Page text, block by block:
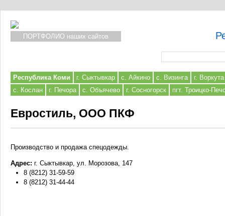
ПОРТФОЛИО наших сайтов
Республика Коми г. Сыктывкар с. Айкино с. Визинга
г. Воркута
с. Кослан
г. Печора с. Объячево г. Сосногорск пгт. Троицко-
Евростиль, ООО ПКФ
Производство и продажа спецодежды.
Адрес: г. Сыктывкар, ул. Морозова, 147
8 (8212) 31-59-59
8 (8212) 31-44-44